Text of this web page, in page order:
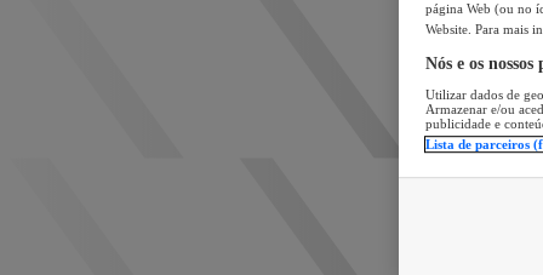
página Web (ou no
Website. Para mais
Nós e os
Utilizar dados de
Armazenar e/ou
publicidade e
Lista de parceiros